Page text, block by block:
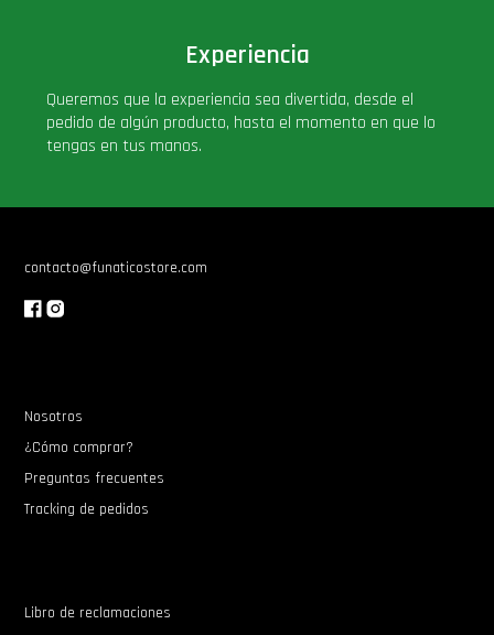
Experiencia
Queremos que la experiencia sea divertida, desde el
pedido de algún producto, hasta el momento en que lo
tengas en tus manos.
contacto@funaticostore.com
Nosotros
¿Cómo comprar?
Preguntas frecuentes
Tracking de pedidos
Libro de reclamaciones